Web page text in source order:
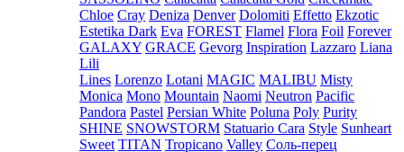
Chloe Cray Deniza Denver Dolomiti Effetto Ekzotic
Estetika Dark Eva FOREST Flamel Flora Foil Forever
GALAXY GRACE Gevorg Inspiration Lazzaro Liana
Lili
Lines Lorenzo Lotani MAGIC MALIBU Misty
Monica Mono Mountain Naomi Neutron Pacific
Pandora Pastel Persian White Poluna Poly Purity
SHINE SNOWSTORM Statuario Cara Style Sunheart
Sweet TITAN Tropicano Valley Соль-перец